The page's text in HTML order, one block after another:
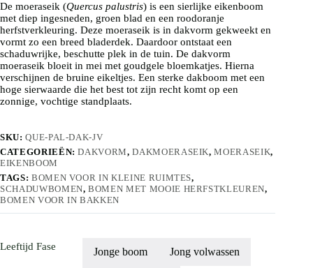
€ 3.450
De moeraseik (Quercus palustris) is een sierlijke eikenboom
met diep ingesneden, groen blad en een roodoranje
herfstverkleuring. Deze moeraseik is in dakvorm gekweekt en
vormt zo een breed bladerdek. Daardoor ontstaat een
schaduwrijke, beschutte plek in de tuin. De dakvorm
moeraseik bloeit in mei met goudgele bloemkatjes. Hierna
verschijnen de bruine eikeltjes. Een sterke dakboom met een
hoge sierwaarde die het best tot zijn recht komt op een
zonnige, vochtige standplaats.
SKU:QUE-PAL-DAK-JV
CATEGORIEËN:DAKVORM,DAKMOERASEIK,MOERASEIK,
EIKENBOOM
TAGS: BOMEN VOOR IN KLEINE RUIMTES,
SCHADUWBOMEN,BOMEN MET MOOIE HERFSTKLEUREN,
BOMEN VOOR IN BAKKEN
Leeftijd Fase Jonge boom Jong volwassen